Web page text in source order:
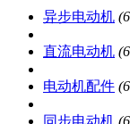
异步电动机
直流电动机
电动机配件
同步电动机